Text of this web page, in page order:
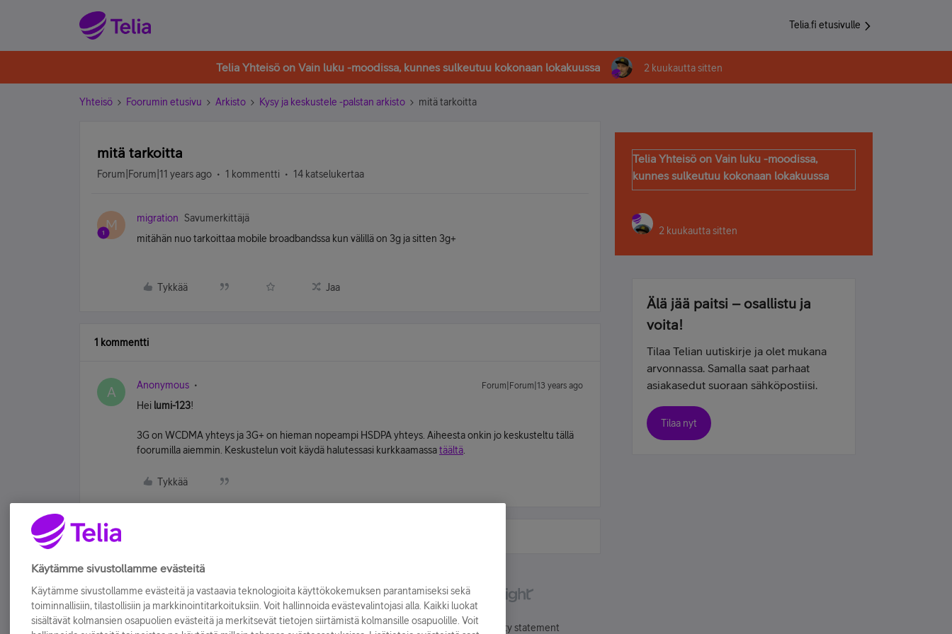
Telia.fi etusivulle
Telia Yhteisö on Vain luku -moodissa, kunnes sulkeutuu kokonaan lokakuussa 2 kuukautta sitten
Yhteisö Foorumin etusivu Arkisto Kysy ja keskustele -palstan arkisto mitä tarkoitta
mitä tarkoitta
Forum|Forum|11 years ago 1 kommentti 14 katselukertaa
M migration
Savumerkittäjä
mitähän nuo tarkoittaa mobile broadbandssa kun välillä on 3g ja sitten 3g+
Tykkää Jaa
1 kommentti
A Anonymous Forum|Forum|13 years ago
Hei lumi-123!
3G on WCDMA yhteys ja 3G+ on hieman nopeampi HSDPA yhteys. Aiheesta onkin jo keskusteltu tällä
foorumilla aiemmin. Keskustelun voit käydä halutessasi kurkkaamassatäältä
Tykkää
Telia Yhteisö on Vain luku -moodissa,
kunnes sulkeutuu kokonaan lokakuussa
2 kuukautta sitten
Älä jää paitsi – osallistu ja
voita!
Tilaa Telian uutiskirje ja olet mukana
arvonnassa. Samalla saat parhaat
asiakasedut suoraan sähköpostiisi.
Tilaa nyt
Käyttöehdot Accessibility statement
Käytämme sivustollamme evästeitä
Käytämme sivustollamme evästeitä ja vastaavia teknologioita käyttökokemuksen parantamiseksi sekä
toiminnallisiin, tilastollisiin ja markkinointitarkoituksiin. Voit hallinnoida evästevalintojasi alla. Kaikki luokat
sisältävät kolmansien osapuolien evästeitä ja merkitsevät tietojen siirtämistä kolmansille osapuolille. Voit